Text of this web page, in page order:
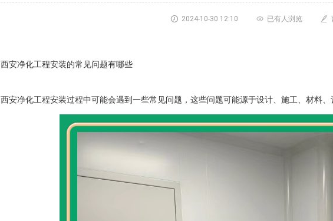
 2024-10-30 12:10  已有人浏览 
西安净化工程安装的常见问题有哪些
西安净化工程安装过程中可能会遇到一些常见问题，这些问题可能源于设计、施工、材料